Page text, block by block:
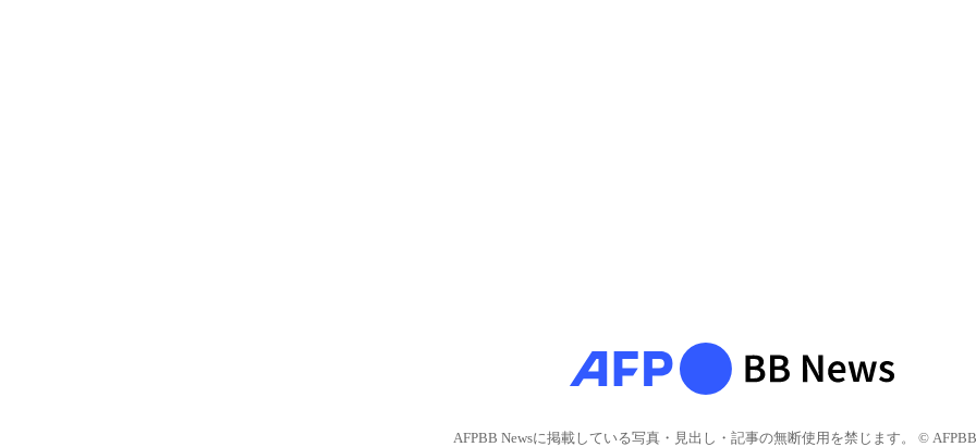
AFPBB Newsに掲載している写真・見出し・記事の無断使用を禁じます。 © AFPBB